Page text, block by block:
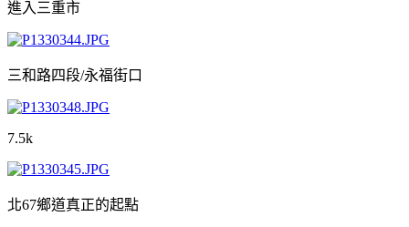
進入三重市
三和路四段/永福街口
7.5k
北67鄉道真正的起點